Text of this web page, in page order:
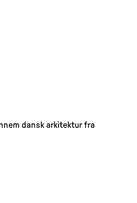
dansk arkitektur fra